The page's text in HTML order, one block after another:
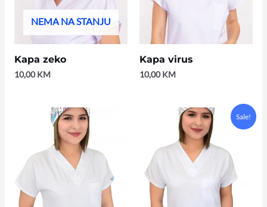
NEMA NA STANJU
Kapa zeko
10,00KM
Kapa virus
10,00KM
Sale!
Original
price
was:
10,00 KM.
Current
price
is:
6,00 KM.